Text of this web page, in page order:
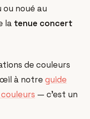
noué au
la tenue concert
de couleurs
à notre guide
— c'est un